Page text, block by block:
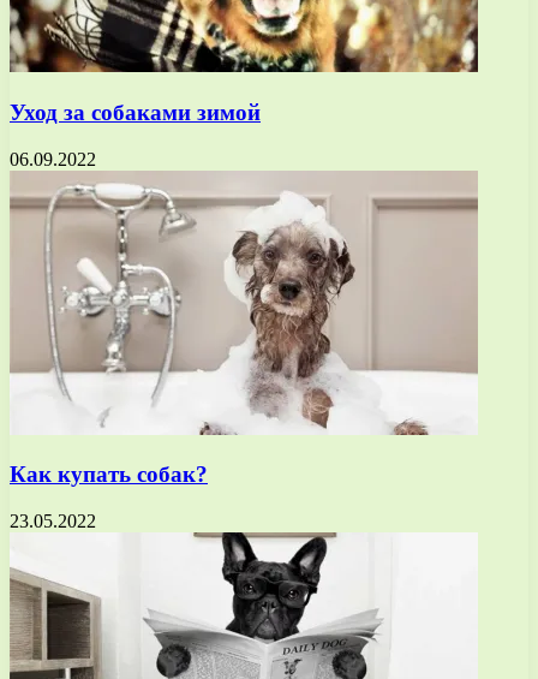
Уход за собаками зимой
06.09.2022
Как купать собак?
23.05.2022